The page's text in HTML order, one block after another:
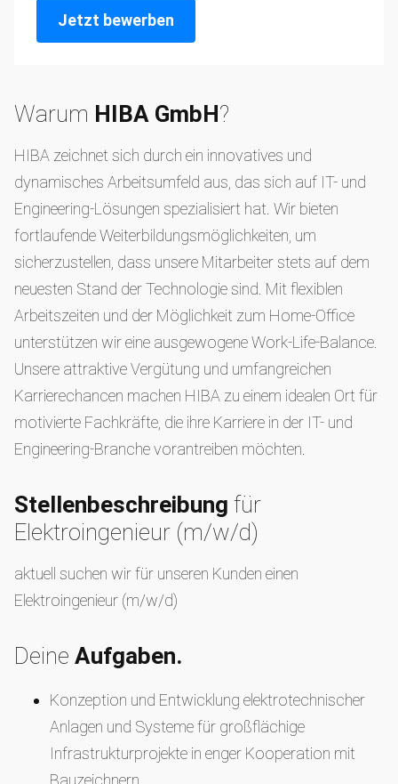
Jetzt bewerben
Warum HIBA GmbH?
HIBA zeichnet sich durch ein innovatives und
dynamisches Arbeitsumfeld aus, das sich auf IT- und
Engineering-Lösungen spezialisiert hat. Wir bieten
fortlaufende Weiterbildungsmöglichkeiten, um
sicherzustellen, dass unsere Mitarbeiter stets auf dem
neuesten Stand der Technologie sind. Mit flexiblen
Arbeitszeiten und der Möglichkeit zum Home-Office
unterstützen wir eine ausgewogene Work-Life-Balance.
Unsere attraktive Vergütung und umfangreichen
Karrierechancen machen HIBA zu einem idealen Ort für
motivierte Fachkräfte, die ihre Karriere in der IT- und
Engineering-Branche vorantreiben möchten.
Stellenbeschreibung für
Elektroingenieur (m/w/d)
aktuell suchen wir für unseren Kunden einen
Elektroingenieur (m/w/d)
Deine Aufgaben.
Konzeption und Entwicklung elektrotechnischer
Anlagen und Systeme für großflächige
Infrastrukturprojekte in enger Kooperation mit
Bauzeichnern